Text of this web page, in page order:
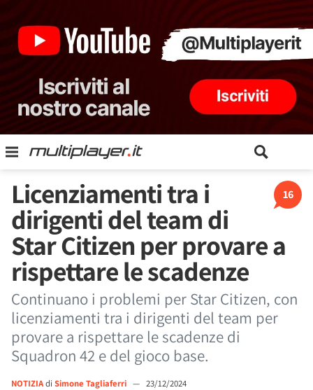
16
Licenziamenti tra i
dirigenti del team di
Star Citizen per provare a
rispettare le scadenze
Continuano i problemi per Star Citizen, con
licenziamenti tra i dirigenti del team per
provare a rispettare le scadenze di
Squadron 42 e del gioco base.
NOTIZIAdi Simone Tagliaferri — 23/12/2024